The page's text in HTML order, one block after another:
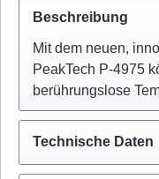
Beschreibung
Mit dem neuen,
PeakTech P-4975
berührungslose
Technische Daten